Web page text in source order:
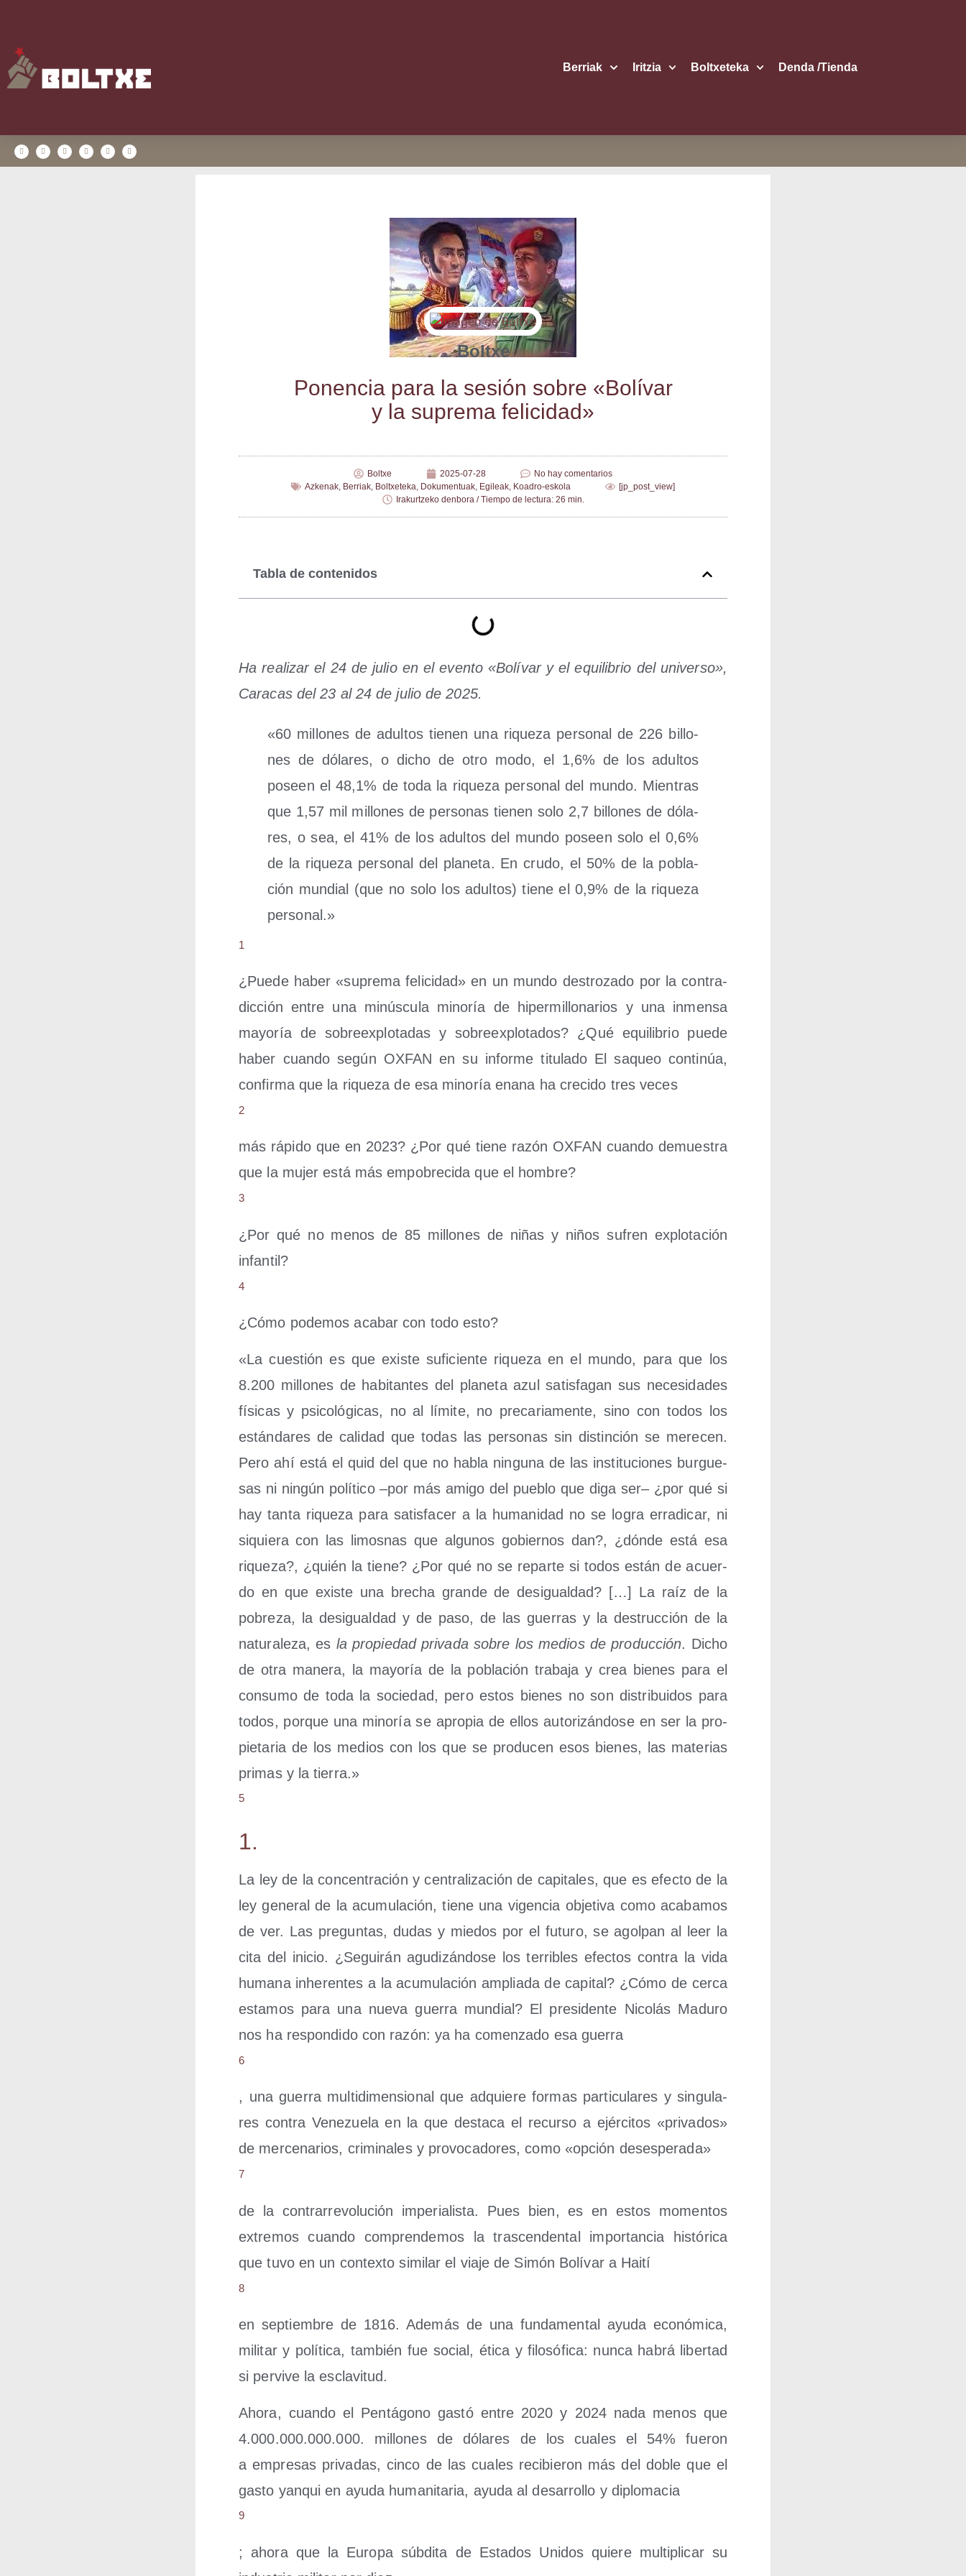
Berriak Iritzia Boltxe­te­ka Den­da /​Tien­da
Boltxe
Ponen­cia para la sesión sobre «Bolí­var
y la supre­ma felicidad»
Boltxe 2025-07-28
No hay comentarios
Azkenak, Berriak, Boltxeteka, Dokumentuak, Egileak, Koadro-eskola
[jp_post_view]
Irakurtzeko denbora / Tiempo de lectura: 26 min.
Tabla de contenidos
Ha rea­li­zar el 24 de julio en el even­to «Bolí­var y el equi­li­brio del uni­ver­so»,
Cara­cas del 23 al 24 de julio de 2025.
«60 millo­nes de adul­tos tie­nen una rique­za per­so­nal de 226 billo­
nes de dóla­res, o dicho de otro modo, el 1,6% de los adul­tos
poseen el 48,1% de toda la rique­za per­so­nal del mun­do. Mien­tras
que 1,57 mil millo­nes de per­so­nas tie­nen solo 2,7 billo­nes de dóla­
res, o sea, el 41% de los adul­tos del mun­do poseen solo el 0,6%
de la rique­za per­so­nal del pla­ne­ta. En cru­do, el 50% de la pobla­
ción mun­dial (que no solo los adul­tos) tie­ne el 0,9% de la rique­za
personal.»
1
¿Pue­de haber «supre­ma feli­ci­dad» en un mun­do des­tro­za­do por la con­tra­
dic­ción entre una minús­cu­la mino­ría de hiper­mi­llo­na­rios y una inmen­sa
mayo­ría de sobre­ex­plo­ta­das y sobre­ex­plo­ta­dos? ¿Qué equi­li­brio pue­de
haber cuan­do según OXFAN en su infor­me titu­la­do El saqueo con­ti­núa,
con­fir­ma que la rique­za de esa mino­ría enana ha cre­ci­do tres veces
2
más rápi­do que en 2023? ¿Por qué tie­ne razón OXFAN cuan­do demues­tra
que la mujer está más empo­bre­ci­da que el hombre?
3
¿Por qué no menos de 85 millo­nes de niñas y niños sufren explo­ta­ción
infantil?
4
¿Cómo pode­mos aca­bar con todo esto?
«La cues­tión es que exis­te sufi­cien­te rique­za en el mun­do, para que los
8.200 millo­nes de habi­tan­tes del pla­ne­ta azul satis­fa­gan sus nece­si­da­des
físi­cas y psi­co­ló­gi­cas, no al lími­te, no pre­ca­ria­men­te, sino con todos los
están­da­res de cali­dad que todas las per­so­nas sin dis­tin­ción se mere­cen.
Pero ahí está el quid del que no habla nin­gu­na de las ins­ti­tu­cio­nes bur­gue­
sas ni nin­gún polí­ti­co –por más ami­go del pue­blo que diga ser– ¿por qué si
hay tan­ta rique­za para satis­fa­cer a la huma­ni­dad no se logra erra­di­car, ni
siquie­ra con las limos­nas que algu­nos gobier­nos dan?, ¿dón­de está esa
rique­za?, ¿quién la tie­ne? ¿Por qué no se repar­te si todos están de acuer­
do en que exis­te una bre­cha gran­de de des­igual­dad? […] La raíz de la
pobre­za, la des­igual­dad y de paso, de las gue­rras y la des­truc­ción de la
natu­ra­le­za, es la pro­pie­dad pri­va­da sobre los medios de pro­duc­ción. Dicho
de otra mane­ra, la mayo­ría de la pobla­ción tra­ba­ja y crea bie­nes para el
con­su­mo de toda la socie­dad, pero estos bie­nes no son dis­tri­bui­dos para
todos, por­que una mino­ría se apro­pia de ellos auto­ri­zán­do­se en ser la pro­
pie­ta­ria de los medios con los que se pro­du­cen esos bie­nes, las mate­rias
pri­mas y la tierra.»
5
1.
La ley de la con­cen­tra­ción y cen­tra­li­za­ción de capi­ta­les, que es efec­to de la
ley gene­ral de la acu­mu­la­ción, tie­ne una vigen­cia obje­ti­va como aca­ba­mos
de ver. Las pre­gun­tas, dudas y mie­dos por el futu­ro, se agol­pan al leer la
cita del ini­cio. ¿Segui­rán agu­di­zán­do­se los terri­bles efec­tos con­tra la vida
huma­na inhe­ren­tes a la acu­mu­la­ción amplia­da de capi­tal? ¿Cómo de cer­ca
esta­mos para una nue­va gue­rra mun­dial? El pre­si­den­te Nico­lás Madu­ro
nos ha res­pon­di­do con razón: ya ha comen­za­do esa guerra
6
, una gue­rra mul­ti­di­men­sio­nal que adquie­re for­mas par­ti­cu­la­res y sin­gu­la­
res con­tra Vene­zue­la en la que des­ta­ca el recur­so a ejér­ci­tos «pri­va­dos»
de mer­ce­na­rios, cri­mi­na­les y pro­vo­ca­do­res, como «opción desesperada»
7
de la con­tra­rre­vo­lu­ción impe­ria­lis­ta. Pues bien, es en estos momen­tos
extre­mos cuan­do com­pren­de­mos la tras­cen­den­tal impor­tan­cia his­tó­ri­ca
que tuvo en un con­tex­to simi­lar el via­je de Simón Bolí­var a Haití
8
en sep­tiem­bre de 1816. Ade­más de una fun­da­men­tal ayu­da eco­nó­mi­ca,
mili­tar y polí­ti­ca, tam­bién fue social, éti­ca y filo­só­fi­ca: nun­ca habrá liber­tad
si per­vi­ve la esclavitud.
Aho­ra, cuan­do el Pen­tá­gono gas­tó entre 2020 y 2024 nada menos que
4.000.000.000.000. millo­nes de dóla­res de los cua­les el 54% fue­ron
a empre­sas pri­va­das, cin­co de las cua­les reci­bie­ron más del doble que el
gas­to yan­qui en ayu­da huma­ni­ta­ria, ayu­da al desa­rro­llo y diplomacia
9
; aho­ra que la Euro­pa súb­di­ta de Esta­dos Uni­dos quie­re mul­ti­pli­car su